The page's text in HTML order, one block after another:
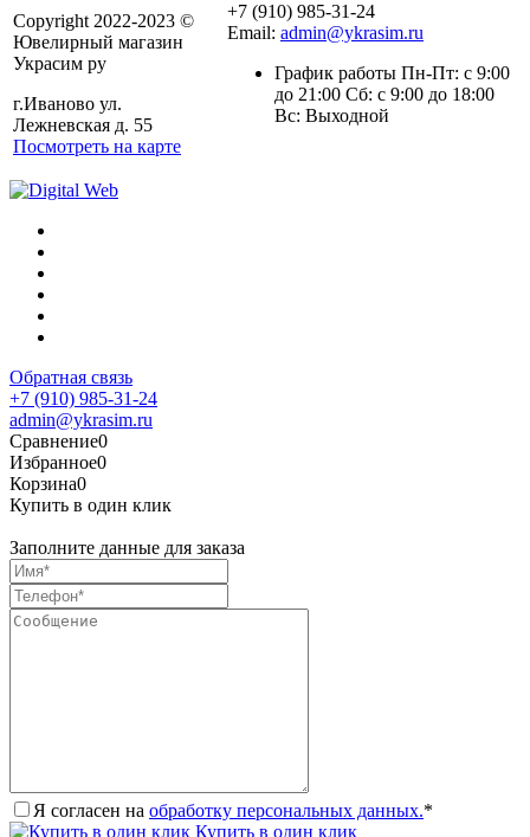
Copyright 2022-2023 ©
Ювелирный магазин
Украсим ру
г.Иваново ул.
Лежневская д. 55
Посмотреть на карте
+7 (910) 985-31-24
Email: admin@ykrasim.ru
График работы Пн-Пт: с 9:00
до 21:00 Сб: с 9:00 до 18:00
Вс: Выходной
Обратная связь
+7 (910) 985-31-24
admin@ykrasim.ru
Сравнение0
Избранное0
Корзина0
Купить в один клик
Заполните данные для заказа
Я согласен на обработку персональных данных.*
Купить в один клик